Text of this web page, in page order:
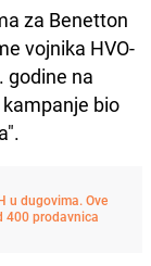
za Benetton
vojnika HVO-
godine na
bio
u dugovima. Ove
400 prodavnica